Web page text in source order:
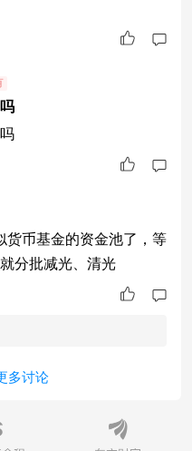
货币基金的资金池了，等
分批减光、清光
多讨论